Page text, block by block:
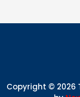
Copyright © 2026